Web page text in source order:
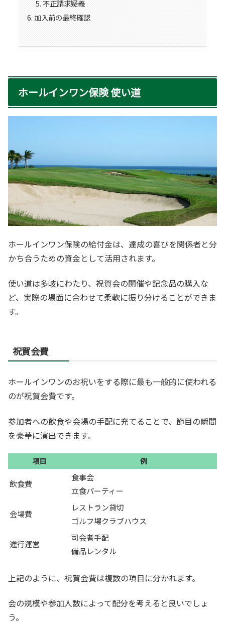
不正請求疑義
加入前の最終確認
ホールインワン保険 使い道
ホールインワン保険の給付金は、達成の喜びを関係者と分
かち合うための資金として活用されます。
使い道は多岐にわたり、祝賀会の開催や記念品の購入な
ど、実際の場面に合わせて柔軟に振り分けることができま
す。
祝賀会費
ホールインワンのお祝いをする際に最も一般的に使われる
のが祝賀会費です。
参加者への飲食や会場の手配に充てることで、節目の瞬間
を豪華に演出できます。
項目 例
飲食費
食事会
立食パーティー
会場費
レストラン貸切
ゴルフ場クラブハウス
進行運営
司会者手配
備品レンタル
上記のように、祝賀会費は複数の項目に分かれます。
会の規模や参加人数によって配分を考えると良いでしょ
う。